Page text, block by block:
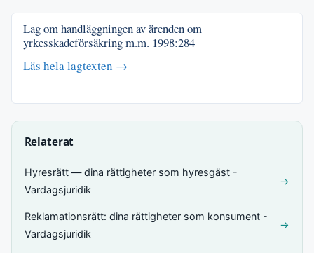
Lag om handläggningen av ärenden om
yrkesskadeförsäkring m.m. 1998:284
Läs hela lagtexten →
Relaterat
Hyresrätt — dina rättigheter som hyresgäst -
Vardagsjuridik
→
Reklamationsrätt: dina rättigheter som konsument -
Vardagsjuridik
→